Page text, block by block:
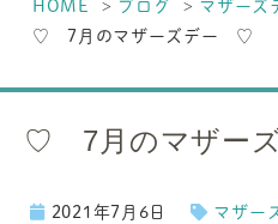
HOME ブログ
マザーズ
♡ 7月のマザーズデー ♡
♡ 7月のマザー
2021年7月6日 マザー